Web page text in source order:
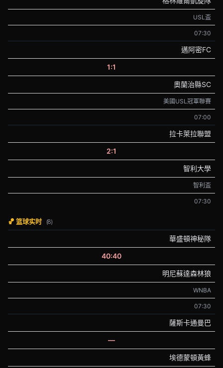
USL盃
07:30
邁阿密FC
1:1
奧蘭治縣SC
美國USL冠軍聯賽
07:00
拉卡萊拉聯盟
2:1
智利大學
智利盃
07:30
🏀 篮球实时 (8)
華盛頓神秘隊
40:40
明尼蘇達森林狼
WNBA
07:30
薩斯卡通曼巴
—
埃德蒙頓黃蜂